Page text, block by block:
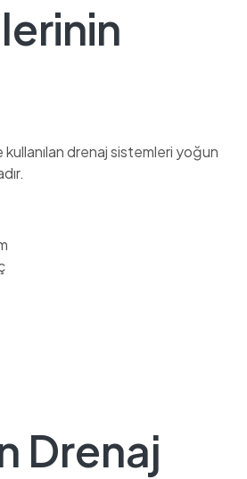
drenaj sistemleri yoğun
Drenaj